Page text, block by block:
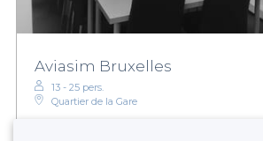
Aviasim Bruxelles
13 - 25 pers.
Quartier de la Gare